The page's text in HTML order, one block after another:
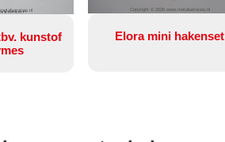
kunstof
Copyright © 2026 www.metalservices.nl
Elora mini hakenset